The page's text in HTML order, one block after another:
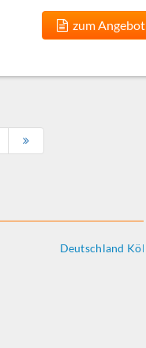
zum Angebot
Deutschland Köln